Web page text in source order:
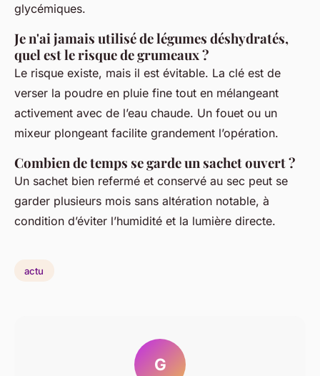
glycémiques.
Je n'ai jamais utilisé de légumes déshydratés,
quel est le risque de grumeaux ?
Le risque existe, mais il est évitable. La clé est de
verser la poudre en pluie fine tout en mélangeant
activement avec de l’eau chaude. Un fouet ou un
mixeur plongeant facilite grandement l’opération.
Combien de temps se garde un sachet ouvert ?
Un sachet bien refermé et conservé au sec peut se
garder plusieurs mois sans altération notable, à
condition d’éviter l’humidité et la lumière directe.
actu
G